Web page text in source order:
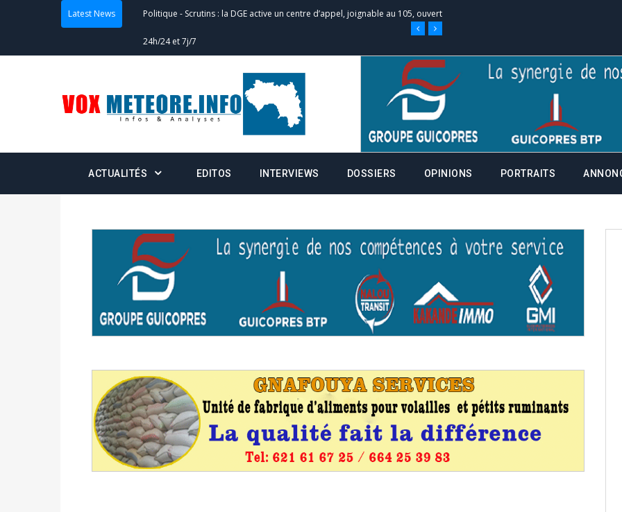
Latest News Politique - Scrutins : la DGE active un centre d’appel, joignable au 105, ouvert
24h/24 et 7j/7
Double scrutin du 31 mai : fin des campagnes ce jeudi 28 mai à
minuit
Actualités - Communiqué relatif à la délivrance de la fiche de procuration
Politique-Convocation des membres des Commissions Administratives de
Centralisation des Votes (CACV) à une prestation de serment et à une
Politique Candidats : désignez vos représentants aux CACV (centralisation
des votes) avant le 16 mai à 16h
Politique Double scrutin du 31 mai : retrait des cartes d’électeurs possible
du 16 au 31 mai 2026
avant le 16 mai 2026 à 16h
Politique-Proclamation des résultats globaux provisoires et des
statistiques des législatives et communales : ce 4 juin à 18h
Politique-Suite de la publication des résultats partiels des élections de mai
ACTUALITÉS EDITOS INTERVIEWS DOSSIERS OPINIONS PORTRAITS